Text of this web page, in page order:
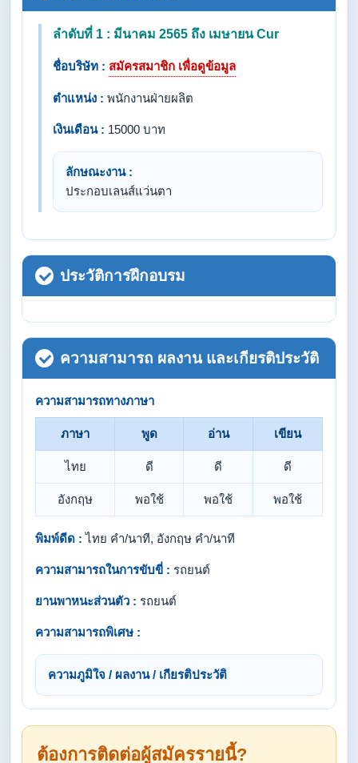
ลำดับที่ 1 : มีนาคม 2565 ถึง เมษายน Cur
ชื่อบริษัท : สมัครสมาชิก เพื่อดูข้อมูล
ตำแหน่ง : พนักงานฝ่ายผลิต
เงินเดือน : 15000 บาท
ลักษณะงาน :
ประกอบเลนส์แว่นตา
ประวัติการฝึกอบรม
ความสามารถ ผลงาน และเกียรติประวัติ
ความสามารถทางภาษา
ภาษา พูด อ่าน เขียน
ไทย ดี ดี ดี
อังกฤษ พอใช้ พอใช้ พอใช้
พิมพ์ดีด : ไทย คำ/นาที, อังกฤษ คำ/นาที
ความสามารถในการขับขี่ : รถยนต์
ยานพาหนะส่วนตัว : รถยนต์
ความสามารถพิเศษ :
ความภูมิใจ / ผลงาน / เกียรติประวัติ
ต้องการติดต่อผู้สมัครรายนี้?